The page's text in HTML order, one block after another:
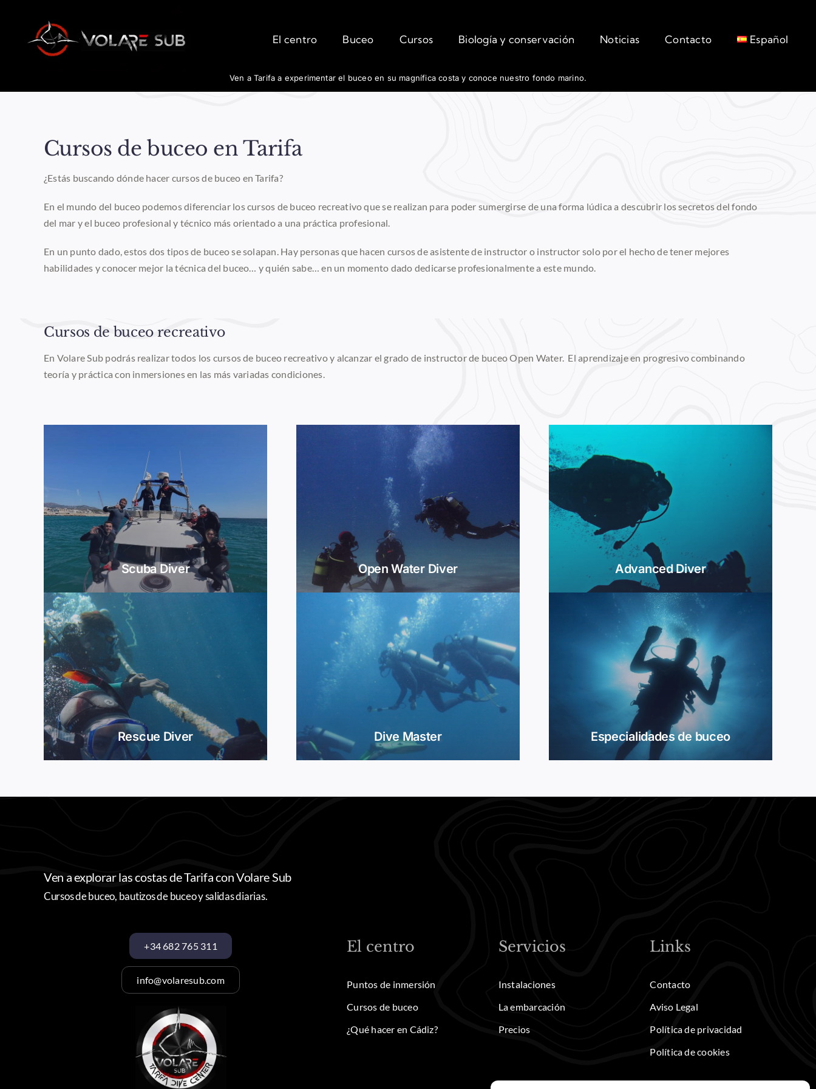
contenido
El centro Buceo Cursos Biología y conservación Noticias Contacto Español
Ven a Tarifa a experimentar el buceo en su magnífica costa y conoce nuestro fondo marino.
Cursos de buceo en Tarifa
¿Estás buscando dónde hacer cursos de buceo en Tarifa?
En el mundo del buceo podemos diferenciar los cursos de buceo recreativo que se realizan para poder sumergirse de una forma lúdica a descubrir los secretos del fondo
del mar y el buceo profesional y técnico más orientado a una práctica profesional.
En un punto dado, estos dos tipos de buceo se solapan. Hay personas que hacen cursos de asistente de instructor o instructor solo por el hecho de tener mejores
habilidades y conocer mejor la técnica del buceo… y quién sabe… en un momento dado dedicarse profesionalmente a este mundo.
Cursos de buceo recreativo
En Volare Sub podrás realizar todos los cursos de buceo recreativo y alcanzar el grado de instructor de buceo Open Water. El aprendizaje en progresivo combinando
teoría y práctica con inmersiones en las más variadas condiciones.
Scuba Diver Open Water Diver Advanced Diver
Rescue Diver Dive Master Especialidades de buceo
Ven a explorar las costas de Tarifa con Volare Sub
Cursos de buceo, bautizos de buceo y salidas diarias.
+34 682 765 311
info@volaresub.com
El centro
Puntos de inmersión
Cursos de buceo
¿Qué hacer en Cádiz?
Servicios
Instalaciones
La embarcación
Precios
Links
Contacto
Aviso Legal
Política de privacidad
Política de cookies